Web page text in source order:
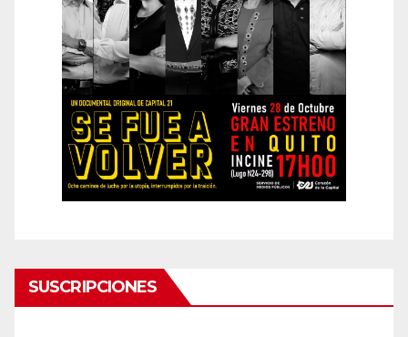
SUSCRIPCIONES